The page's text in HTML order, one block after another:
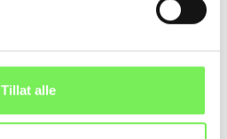
Tillat alle
Se alle nyheter